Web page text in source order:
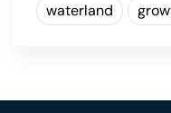
waterland